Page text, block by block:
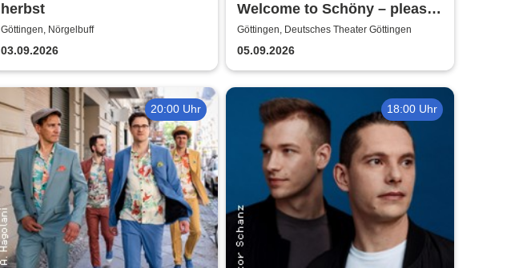
herbst
Göttingen, Nörgelbuff
03.09.2026
Welcome to Schöny – please
get the fuck out!
Göttingen, Deutsches Theater Göttingen
05.09.2026
20:00 Uhr 18:00 Uhr